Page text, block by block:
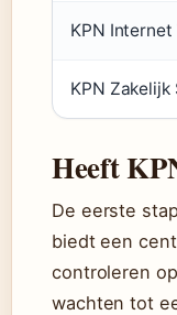
KPN Internet
KPN Zakelijk
Heeft
De eerste
biedt een
controleren
wachten tot